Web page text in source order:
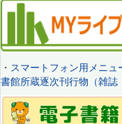
・ スマートフォン用メニュ
書館所蔵逐次刊行物（雑誌